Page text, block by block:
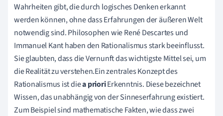
Wahrheiten gibt, die durch logisches Denken erkannt
werden können, ohne dass Erfahrungen der äußeren Welt
notwendig sind. Philosophen wie René Descartes und
Immanuel Kant haben den Rationalismus stark beeinflusst.
Sie glaubten, dass die Vernunft das wichtigste Mittel sei, um
die Realität zu verstehen.Ein zentrales Konzept des
Rationalismus ist diea prioriErkenntnis. Diese bezeichnet
Wissen, das unabhängig von der Sinneserfahrung existiert.
Zum Beispiel sind mathematische Fakten, wie dass zwei